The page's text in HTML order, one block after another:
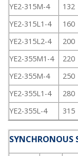
YE2-315M-4
132
YE2-315L1-4
160
YE2-315L2-4
200
YE2-355M1-4
220
YE2-355M-4
250
YE2-355L1-4
280
YE2-355L-4
315
SYNCHRONOUS